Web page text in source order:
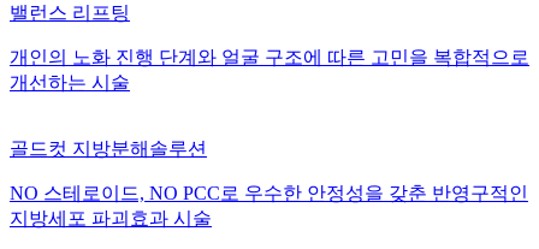
밸런스 리프팅
개인의 노화 진행 단계와 얼굴 구조에 따른 고민을 복합적으로
개선하는 시술
골드컷 지방분해솔루션
NO 스테로이드, NO PCC로 우수한 안정성을 갖춘 반영구적인
지방세포 파괴효과 시술